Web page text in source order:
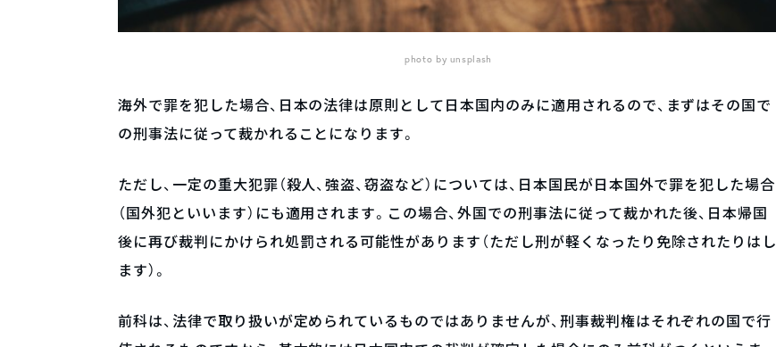
photo by unsplash
海外で罪を犯した場合、日本の法律は原則として日本国内のみに適用されるので、まずはその国で
の刑事法に従って裁かれることになります。
ただし、一定の重大犯罪（殺人、強盗、窃盗など）については、日本国民が日本国外で罪を犯した場合
（国外犯といいます）にも適用されます。この場合、外国での刑事法に従って裁かれた後、日本帰国
後に再び裁判にかけられ処罰される可能性があります（ただし刑が軽くなったり免除されたりはし
ます）。
前科は、法律で取り扱いが定められているものではありませんが、刑事裁判権はそれぞれの国で行